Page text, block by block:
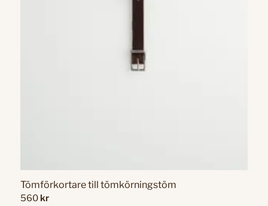
Tömförkortare till tömkörningstöm
560 kr